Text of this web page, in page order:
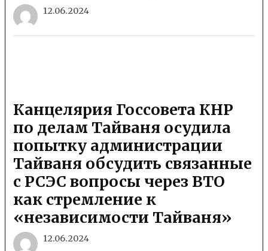
12.06.2024
Канцелярия Госсовета КНР
по делам Тайваня осудила
попытку администрации
Тайваня обсудить связанные
с РСЭС вопросы через ВТО
как стремление к
«независимости Тайваня»
12.06.2024